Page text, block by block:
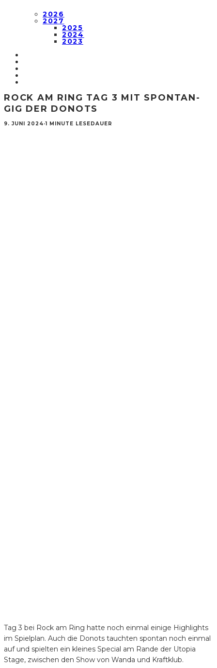
2026
2027
2025
2024
2023
ROCK AM RING TAG 3 MIT SPONTAN-
GIG DER DONOTS
9. JUNI 2024·1 MINUTE LESEDAUER
Tag 3 bei Rock am Ring hatte noch einmal einige Highlights
im Spielplan. Auch die Donots tauchten spontan noch einmal
auf und spielten ein kleines Special am Rande der Utopia
Stage, zwischen den Show von Wanda und Kraftklub.